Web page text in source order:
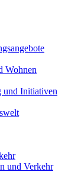
Wohnen
und Initiativen
und Verkehr